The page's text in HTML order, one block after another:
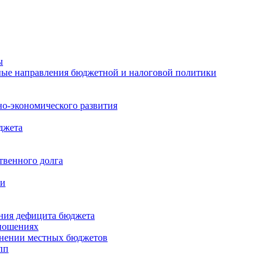
направления бюджетной и налоговой политики
экономического развития
долга
дефицита бюджета
местных бюджетов